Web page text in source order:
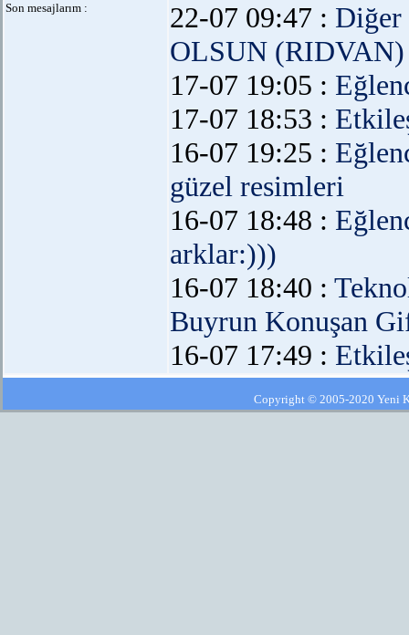
Son mesajlarım :
22-07 09:47 : Diğer
OLSUN (RIDVAN)
17-07 19:05 :
17-07 18:53 :
16-07 19:25 :
güzel resimleri
16-07 18:48 :
arklar:)))
16-07 18:40 :
Buyrun Konuşan
16-07 17:49 :
Copyright © 2005-2020 Yeni